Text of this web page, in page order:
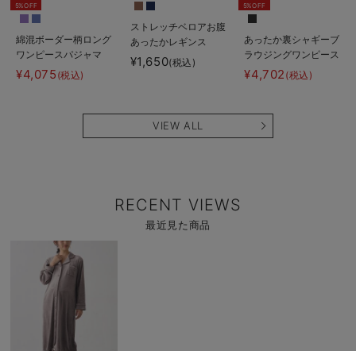
5%OFF
綿混ボーダー柄ロング
ワンピースパジャマ
マタニティ・授乳パジ
ャマ【出産後も長く使
¥4,075 (税込)
ストレッチベロアお腹
あったかレギンス
fairy（フェアリー）
マタニティ・産後
¥1,650(税込)
5%OFF
あったか裏シャギーブ
ラウジングワンピース
パジャマ fairy（フェ
アリー）マタニティ・
使える】
¥4,702 (税込)
VIEW ALL
RECENT VIEWS
最近見た商品